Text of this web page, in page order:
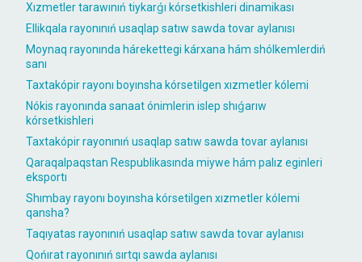
Xızmetler tarawınıń tiykarǵı kórsetkishleri dinamikası
Ellikqala rayonınıń usaqlap satıw sawda tovar aylanısı
Moynaq rayonında hárekettegi kárxana hám shólkemlerdiń
sanı
Taxtakópir rayonı boyınsha kórsetilgen xızmetler kólemi
Nókis rayonında sanaat ónimlerin islep shıǵarıw
kórsetkishleri
Taxtakópir rayonınıń usaqlap satıw sawda tovar aylanısı
Qaraqalpaqstan Respublikasında miywe hám palız eginleri
eksportı
Shımbay rayonı boyınsha kórsetilgen xızmetler kólemi
qansha?
Taqıyatas rayonınıń usaqlap satıw sawda tovar aylanısı
Qońırat rayonınıń sırtqı sawda aylanısı